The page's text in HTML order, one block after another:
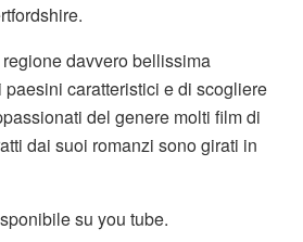
davvero bellissima
paesini caratteristici e di scogliere
del genere molti film di
dai suoi romanzi sono girati in
su you tube.